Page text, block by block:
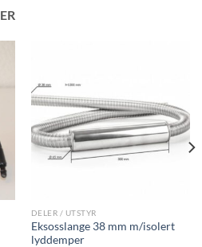
DELER / UTSTYR
Eksosslange 38 mm m/isolert
lyddemper